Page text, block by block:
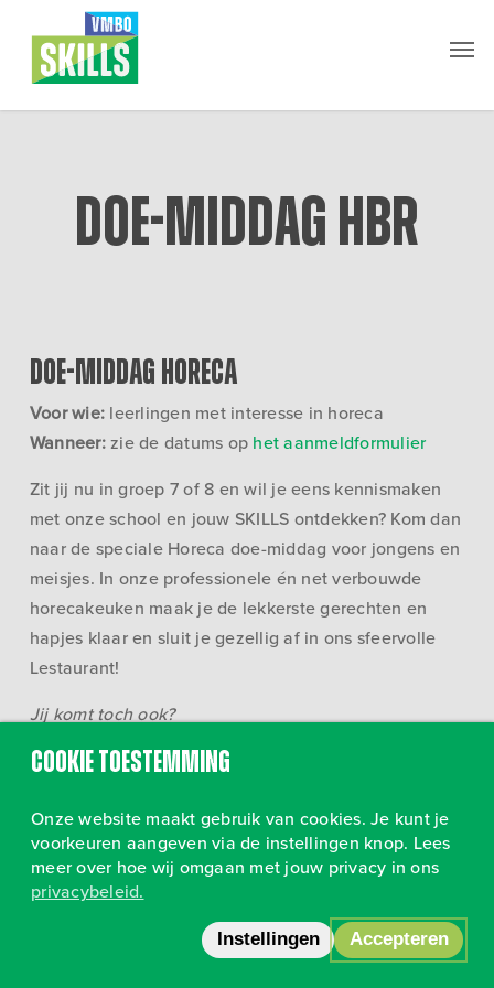
Doe-middag HBR
Doe-middag Horeca
Voor wie: leerlingen met interesse in horeca
Wanneer:zie de datums op het aanmeldformulier
Zit jij nu in groep 7 of 8 en wil je eens kennismaken
met onze school en jouw SKILLS ontdekken? Kom dan
naar de speciale Horeca doe-middag voor jongens en
meisjes. In onze professionele én net verbouwde
horecakeuken maak je de lekkerste gerechten en
hapjes klaar en sluit je gezellig af in ons sfeervolle
Lestaurant!
Jij komt toch ook?
Volg ons op Instagram•Privacy
Cookie toestemming
Onze website maakt gebruik van cookies. Je kunt je
voorkeuren aangeven via de instellingen knop. Lees
meer over hoe wij omgaan met jouw privacy in ons
privacybeleid.
Instellingen Accepteren